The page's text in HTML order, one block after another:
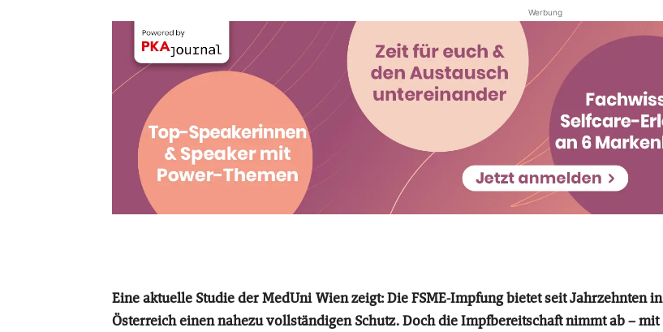
Werbung
Eine aktuelle Studie der MedUni Wien zeigt: Die FSME-Impfung bietet seit Jahrzehnten in
Österreich einen nahezu vollständigen Schutz. Doch die Impfbereitschaft nimmt ab – mit